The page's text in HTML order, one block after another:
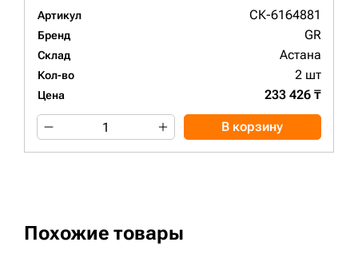
Артикул СК-6164881
Бренд GR
Склад Астана
Кол-во 2 шт
Цена 233 426 ₸
В корзину
Похожие товары